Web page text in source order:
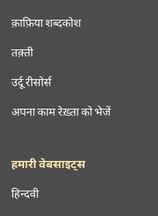
क़ाफ़िया शब्दकोश
तक़्ती
उर्दू रीसोर्स
अपना काम रेख़्ता को भेजें
हमारी वेबसाइट्स
हिन्दवी